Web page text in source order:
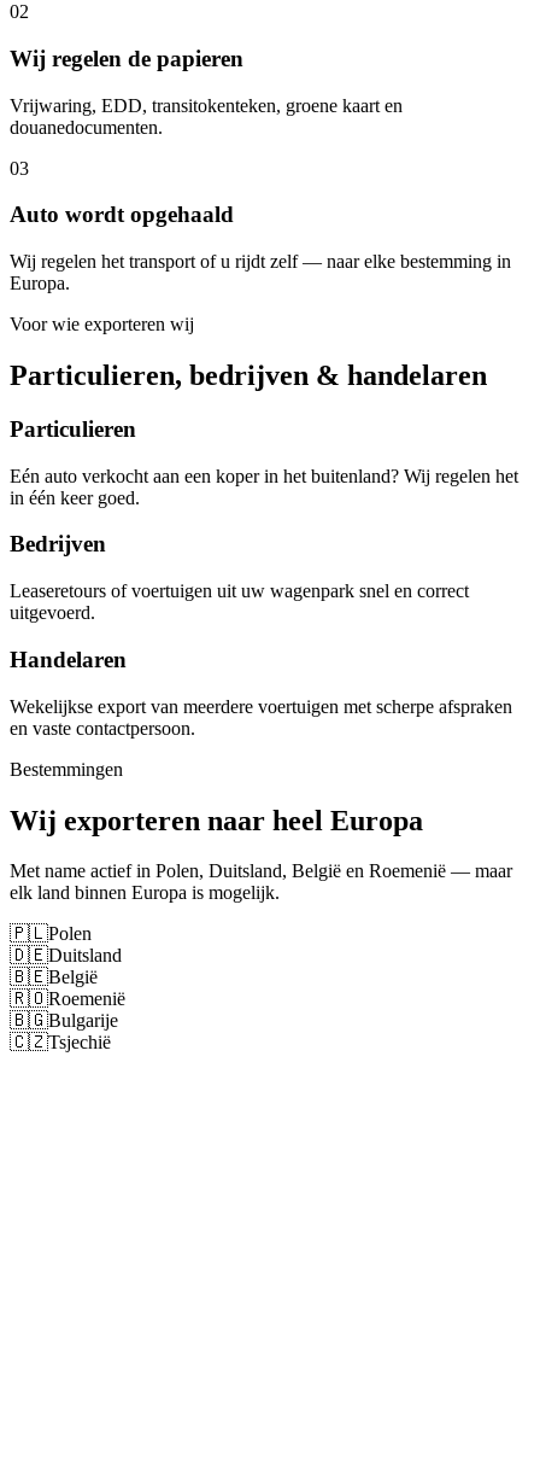
02
Wij regelen de papieren
Vrijwaring, EDD, transitokenteken, groene kaart en
douanedocumenten.
03
Auto wordt opgehaald
Wij regelen het transport of u rijdt zelf — naar elke bestemming in
Europa.
Voor wie exporteren wij
Particulieren, bedrijven & handelaren
Particulieren
Eén auto verkocht aan een koper in het buitenland? Wij regelen het
in één keer goed.
Bedrijven
Leaseretours of voertuigen uit uw wagenpark snel en correct
uitgevoerd.
Handelaren
Wekelijkse export van meerdere voertuigen met scherpe afspraken
en vaste contactpersoon.
Bestemmingen
Wij exporteren naar heel Europa
Met name actief in Polen, Duitsland, België en Roemenië — maar
elk land binnen Europa is mogelijk.
🇵🇱Polen
🇩🇪Duitsland
🇧🇪België
🇷🇴Roemenië
🇧🇬Bulgarije
🇨🇿Tsjechië